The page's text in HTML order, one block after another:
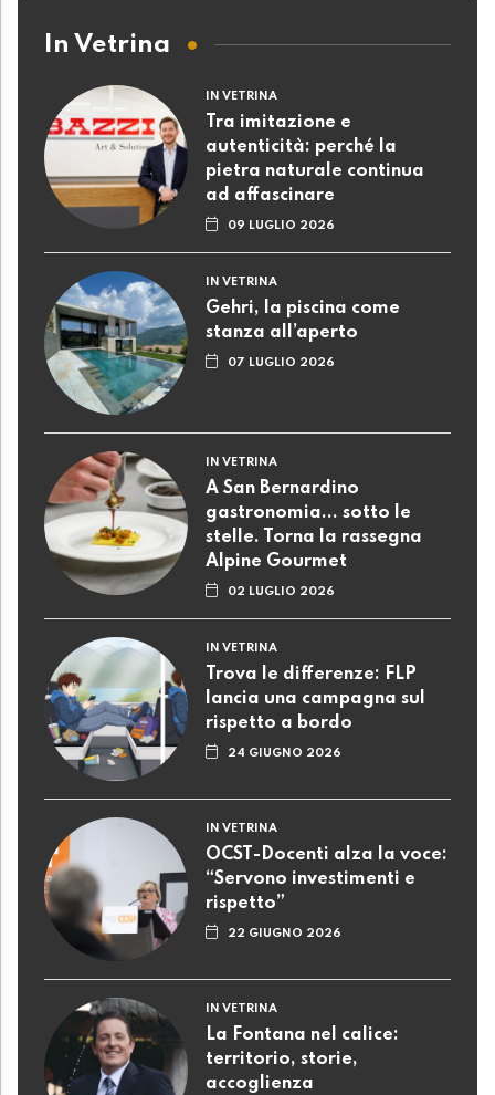
In Vetrina
IN VETRINA
Tra imitazione e
autenticità: perché la
pietra naturale continua
ad affascinare
09 LUGLIO 2026
IN VETRINA
Gehri, la piscina come
stanza all’aperto
07 LUGLIO 2026
IN VETRINA
A San Bernardino
gastronomia... sotto le
stelle. Torna la rassegna
Alpine Gourmet
02 LUGLIO 2026
IN VETRINA
Trova le differenze: FLP
lancia una campagna sul
rispetto a bordo
24 GIUGNO 2026
IN VETRINA
OCST-Docenti alza la voce:
“Servono investimenti e
rispetto”
22 GIUGNO 2026
IN VETRINA
La Fontana nel calice:
territorio, storie,
accoglienza